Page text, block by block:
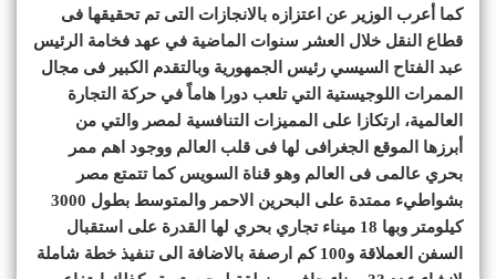
كما أعرب الوزير عن اعتزازه بالانجازات التى تم تحقيقها فى
قطاع النقل خلال العشر سنوات الماضية في عهد فخامة الرئيس
عبد الفتاح السيسي رئيس الجمهورية وبالتقدم الكبير فى مجال
الممرات اللوجيستية التي تلعب دورا هاماً في حركة التجارة
العالمية، ارتكازا على المميزات التنافسية لمصر والتي من
أبرزها الموقع الجغرافى لها فى قلب العالم ووجود اهم ممر
بحري عالمى فى العالم وهو قناة السويس كما تتمتع مصر
بشواطيء ممتدة على البحرين الاحمر والمتوسط بطول 3000
كيلومتر وبها 18 ميناء تجاري بحري لها القدرة على استقبال
السفن العملاقة و100 كم ارصفة بالاضافة الى تنفيذ خطة شاملة